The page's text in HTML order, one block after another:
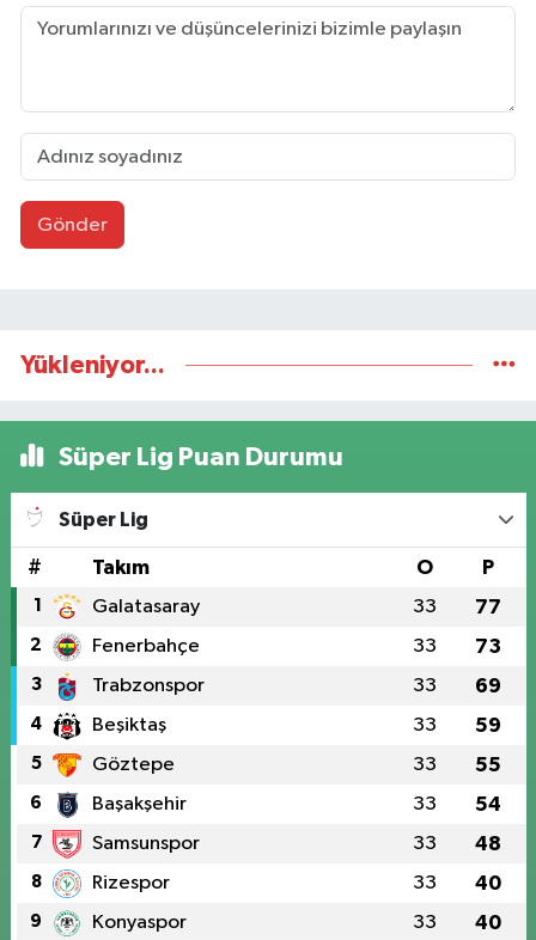
Gönder
Yükleniyor...
Süper Lig Puan Durumu
Süper Lig
# Takım O P
1 Galatasaray 33 77
2 Fenerbahçe 33 73
3 Trabzonspor 33 69
4 Beşiktaş 33 59
5 Göztepe 33 55
6 Başakşehir 33 54
7 Samsunspor 33 48
8 Rizespor 33 40
9 Konyaspor 33 40